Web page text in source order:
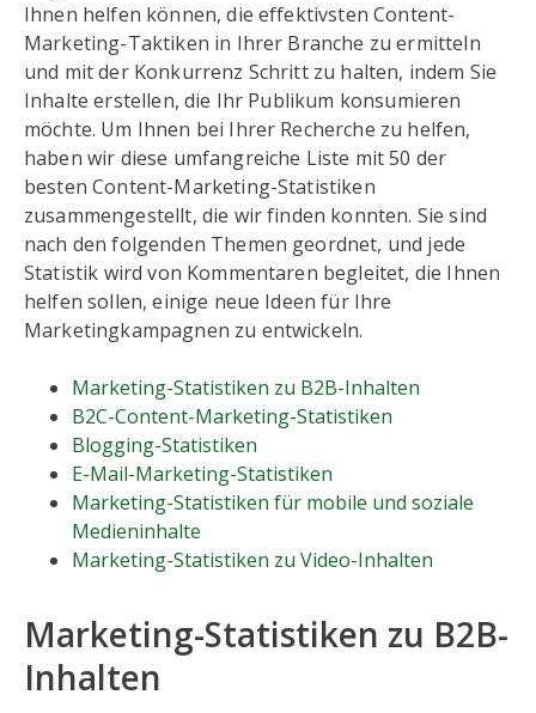
Ihnen helfen können, die effektivsten Content-
Marketing-Taktiken in Ihrer Branche zu ermitteln
und mit der Konkurrenz Schritt zu halten, indem Sie
Inhalte erstellen, die Ihr Publikum konsumieren
möchte. Um Ihnen bei Ihrer Recherche zu helfen,
haben wir diese umfangreiche Liste mit 50 der
besten Content-Marketing-Statistiken
zusammengestellt, die wir finden konnten. Sie sind
nach den folgenden Themen geordnet, und jede
Statistik wird von Kommentaren begleitet, die Ihnen
helfen sollen, einige neue Ideen für Ihre
Marketingkampagnen zu entwickeln.
Marketing-Statistiken zu B2B-Inhalten
B2C-Content-Marketing-Statistiken
Blogging-Statistiken
E-Mail-Marketing-Statistiken
Marketing-Statistiken für mobile und soziale
Medieninhalte
Marketing-Statistiken zu Video-Inhalten
Marketing-Statistiken zu B2B-
Inhalten